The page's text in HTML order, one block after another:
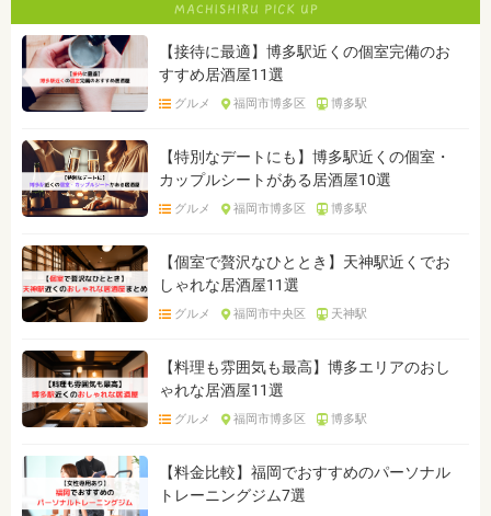
【接待に最適】博多駅近くの個室完備のお
すすめ居酒屋11選
グルメ 福岡市博多区 博多駅
【特別なデートにも】博多駅近くの個室・
カップルシートがある居酒屋10選
グルメ 福岡市博多区 博多駅
【個室で贅沢なひととき】天神駅近くでお
しゃれな居酒屋11選
グルメ 福岡市中央区 天神駅
【料理も雰囲気も最高】博多エリアのおし
ゃれな居酒屋11選
グルメ 福岡市博多区 博多駅
【料金比較】福岡でおすすめのパーソナル
トレーニングジム7選